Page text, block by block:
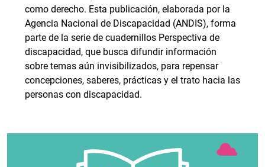
como derecho. Esta publicación, elaborada por la
Agencia Nacional de Discapacidad (ANDIS), forma
parte de la serie de cuadernillos Perspectiva de
discapacidad, que busca difundir información
sobre temas aún invisibilizados, para repensar
concepciones, saberes, prácticas y el trato hacia las
personas con discapacidad.